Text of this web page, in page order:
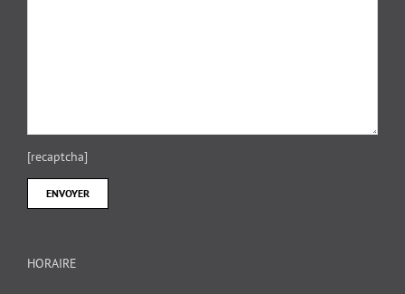
[recaptcha]
HORAIRE